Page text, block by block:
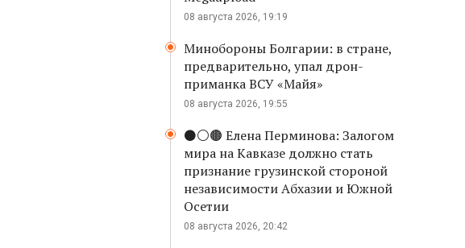
08 августа 2026, 19:19
Минобороны Болгарии: в стране,
предварительно, упал дрон-
приманка ВСУ «Майя»
08 августа 2026, 19:55
⚫️⚪️🟤 Елена Перминова: Залогом
мира на Кавказе должно стать
признание грузинской стороной
независимости Абхазии и Южной
Осетии
08 августа 2026, 20:42